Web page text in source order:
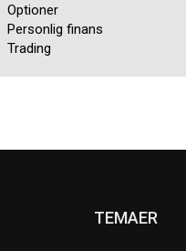
Optioner
Personlig finans
Trading
TEMAER